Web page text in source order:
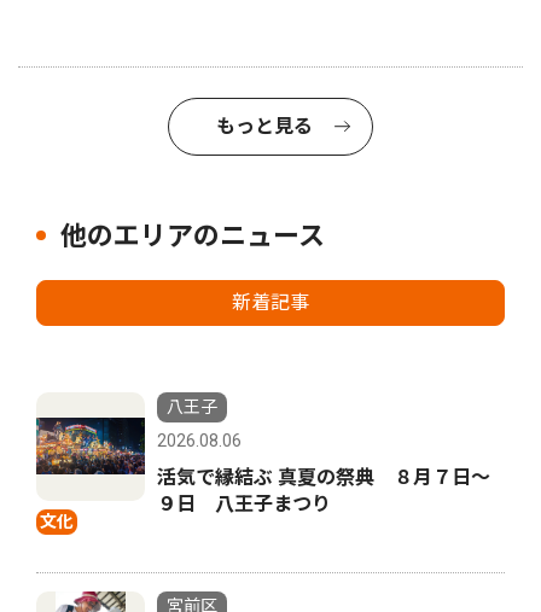
もっと見る
他のエリアのニュース
新着記事
文化
八王子
2026.08.06
活気で縁結ぶ 真夏の祭典 ８月７日〜
９日 八王子まつり
宮前区